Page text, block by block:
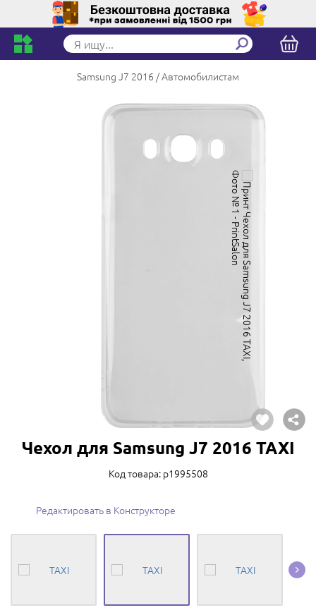
Samsung J7 2016 Автомобилистам
Чехол для Samsung J7 2016 TAXI
Код товара: p1995508
Редактировать в Конструкторе